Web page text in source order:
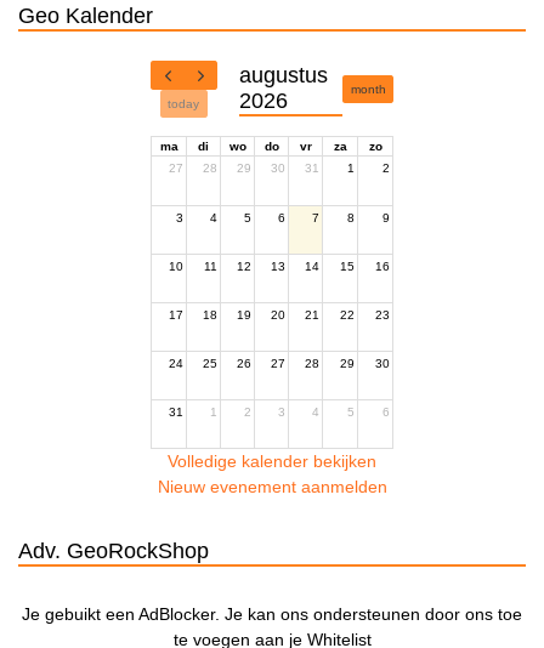
Geo Kalender
today
augustus
2026
month
ma di wo do vr za
zo
27
28 29 30 31 1 2
3 4 5 6 7 8 9
10 11 12 13 14 15 16
17 18 19 20 21 22 23
24 25 26 27 28 29 30
31 1 2 3 4 5 6
Volledige kalender bekijken
Nieuw evenement aanmelden
Adv. GeoRockShop
Je gebuikt een AdBlocker. Je kan ons ondersteunen door ons toe
te voegen aan je Whitelist